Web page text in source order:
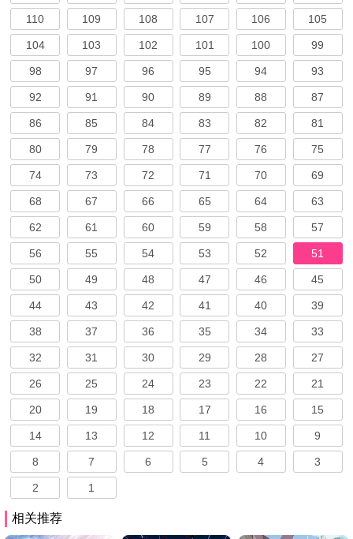
110 109 108 107 106 105
104 103 102 101 100 99
98 97 96 95 94 93
92 91 90 89 88 87
86 85 84 83 82 81
80 79 78 77 76 75
74 73 72 71 70 69
68 67 66 65 64 63
62 61 60 59 58 57
56 55 54 53 52 51
50 49 48 47 46 45
44 43 42 41 40 39
38 37 36 35 34 33
32 31 30 29 28 27
26 25 24 23 22 21
20 19 18 17 16 15
14 13 12 11 10 9
8 7 6 5 4 3
2 1
相关推荐